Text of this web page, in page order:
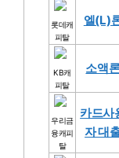
롯데캐
피탈
엘(L)
KB캐
피탈
소액
우리금
융캐피
탈
카드사
자 대